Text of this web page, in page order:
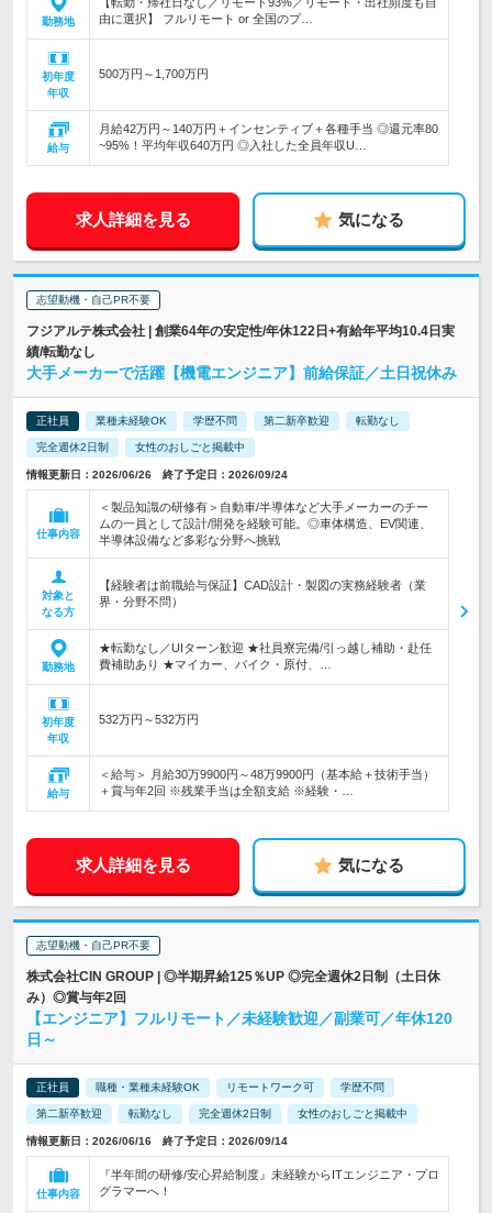
勤務地
由に選択】 フルリモート or 全国のプ…
初年度
年収
500万円～1,700万円
給与
月給42万円～140万円＋インセンティブ＋各種手当 ◎還元率80
~95%！平均年収640万円 ◎入社した全員年収U…
求人詳細を見る 気になる
志望動機・自己PR不要
フジアルテ株式会社 | 創業64年の安定性/年休122日+有給年平均10.4日実
績/転勤なし
大手メーカーで活躍【機電エンジニア】前給保証／土日祝休み
正社員 業種未経験OK 学歴不問 第二新卒歓迎 転勤なし
完全週休2日制 女性のおしごと掲載中
情報更新日：2026/06/26 終了予定日：2026/09/24
仕事内容
＜製品知識の研修有＞自動車/半導体など大手メーカーのチー
ムの一員として設計/開発を経験可能。◎車体構造、EV関連、
半導体設備など多彩な分野へ挑戦
対象と
なる方
【経験者は前職給与保証】CAD設計・製図の実務経験者（業
界・分野不問）
勤務地
★転勤なし／UIターン歓迎 ★社員寮完備/引っ越し補助・赴任
費補助あり ★マイカー、バイク・原付、…
初年度
年収
532万円～532万円
給与
＜給与＞ 月給30万9900円～48万9900円（基本給＋技術手当）
＋賞与年2回 ※残業手当は全額支給 ※経験・…
求人詳細を見る 気になる
志望動機・自己PR不要
株式会社CIN GROUP | ◎半期昇給125％UP ◎完全週休2日制（土日休
み）◎賞与年2回
【エンジニア】フルリモート／未経験歓迎／副業可／年休120
日～
正社員 職種・業種未経験OK リモートワーク可 学歴不問
第二新卒歓迎 転勤なし 完全週休2日制 女性のおしごと掲載中
情報更新日：2026/06/16 終了予定日：2026/09/14
仕事内容
『半年間の研修/安心昇給制度』未経験からITエンジニア・プロ
グラマーへ！